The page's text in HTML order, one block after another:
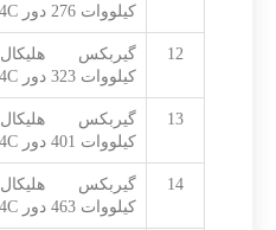
کیلووات 276 دور MR272-112M/4C
12
کیلووات 323 دور MR272-112M/4C
13
کیلووات 401 دور MR282-112M/4C
14
کیلووات 463 دور MR282-112M/4C